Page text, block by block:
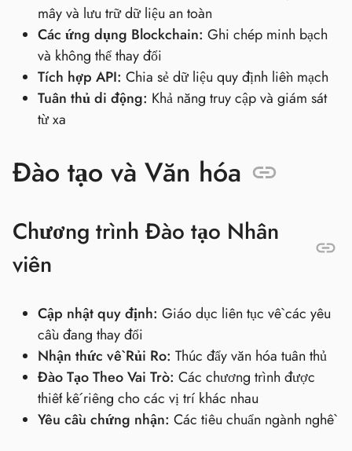
mây và lưu trữ dữ liệu an toàn
Các ứng dụng Blockchain: Ghi chép minh bạch
và không thể thay đổi
Tích hợp API: Chia sẻ dữ liệu quy định liền mạch
Tuân thủ di động: Khả năng truy cập và giám sát
từ xa
Đào tạo và Văn hóa
Chương trình Đào tạo Nhân
viên
Cập nhật quy định: Giáo dục liên tục về các yêu
cầu đang thay đổi
Nhận thức về Rủi Ro: Thúc đẩy văn hóa tuân thủ
Đào Tạo Theo Vai Trò: Các chương trình được
thiết kế riêng cho các vị trí khác nhau
Yêu cầu chứng nhận: Các tiêu chuẩn ngành nghề